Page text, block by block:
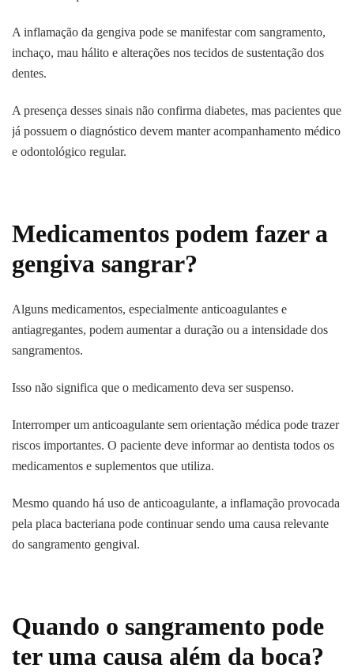
A inflamação da gengiva pode se manifestar com sangramento,
inchaço, mau hálito e alterações nos tecidos de sustentação dos
dentes.
A presença desses sinais não confirma diabetes, mas pacientes que
já possuem o diagnóstico devem manter acompanhamento médico
e odontológico regular.
Medicamentos podem fazer a
gengiva sangrar?
Alguns medicamentos, especialmente anticoagulantes e
antiagregantes, podem aumentar a duração ou a intensidade dos
sangramentos.
Isso não significa que o medicamento deva ser suspenso.
Interromper um anticoagulante sem orientação médica pode trazer
riscos importantes. O paciente deve informar ao dentista todos os
medicamentos e suplementos que utiliza.
Mesmo quando há uso de anticoagulante, a inflamação provocada
pela placa bacteriana pode continuar sendo uma causa relevante
do sangramento gengival.
Quando o sangramento pode
ter uma causa além da boca?